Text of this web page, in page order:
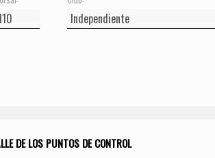
DE LOS PUNTOS DE CONTROL